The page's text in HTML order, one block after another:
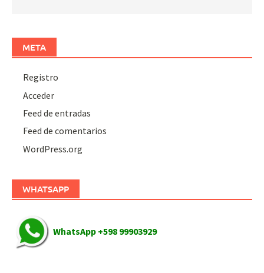
META
Registro
Acceder
Feed de entradas
Feed de comentarios
WordPress.org
WHATSAPP
WhatsApp +598 99903929